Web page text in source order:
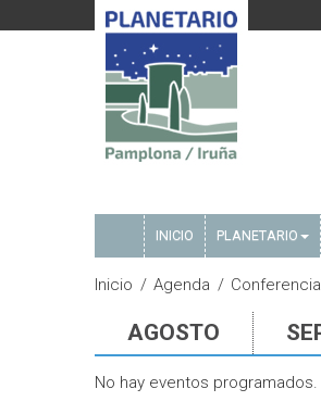
INICIO PLANETARIO
Inicio Agenda
AGOSTO
No hay eventos programados.